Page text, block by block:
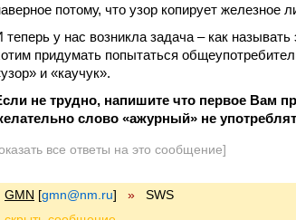
потому, что узор копирует железное
теперь у нас возникла задача – как
придумать попытаться
и «каучук».
не трудно, напишите что первое Вам
слово «ажурный» не
все ответы на это сообщение]
GMN [gmn@nm.ru] » SWS